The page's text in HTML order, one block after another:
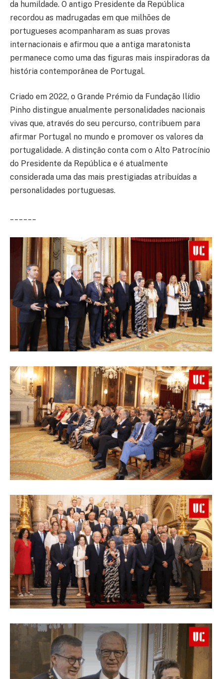
da humildade. O antigo Presidente da República
recordou as madrugadas em que milhões de
portugueses acompanharam as suas provas
internacionais e afirmou que a antiga maratonista
permanece como uma das figuras mais inspiradoras da
história contemporânea de Portugal.
Criado em 2022, o Grande Prémio da Fundação Ilídio
Pinho distingue anualmente personalidades nacionais
vivas que, através do seu percurso, contribuem para
afirmar Portugal no mundo e promover os valores da
portugalidade. A distinção conta com o Alto Patrocínio
do Presidente da República e é atualmente
considerada uma das mais prestigiadas atribuídas a
personalidades portuguesas.